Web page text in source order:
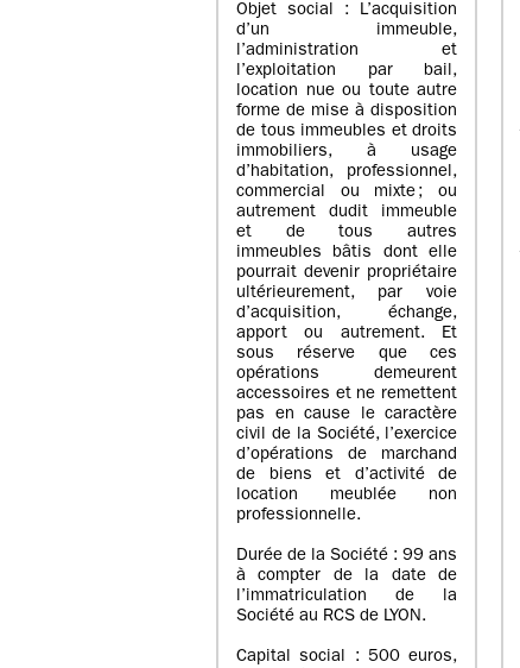
Objet social : L’acquisition
d’un immeuble,
l’administration et
l’exploitation par bail,
location nue ou toute autre
forme de mise à disposition
de tous immeubles et droits
immobiliers, à usage
d’habitation, professionnel,
commercial ou mixte ; ou
autrement dudit immeuble
et de tous autres
immeubles bâtis dont elle
pourrait devenir propriétaire
ultérieurement, par voie
d’acquisition, échange,
apport ou autrement. Et
sous réserve que ces
opérations demeurent
accessoires et ne remettent
pas en cause le caractère
civil de la Société, l’exercice
d’opérations de marchand
de biens et d’activité de
location meublée non
professionnelle.
Durée de la Société : 99 ans
à compter de la date de
l’immatriculation de la
Société au RCS de LYON.
Capital social : 500 euros,